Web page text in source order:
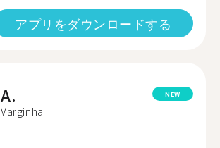
アプリをダウンロードする
A.
Varginha
NEW